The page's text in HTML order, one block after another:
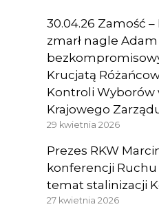
30.04.26 Zamość
zmarł nagle
Krucjatą
Kontroli Wyborów
Krajowego
29 kwietnia 2026
Prezes RKW
konferencji
temat stalinizacji
27 kwietnia 2026